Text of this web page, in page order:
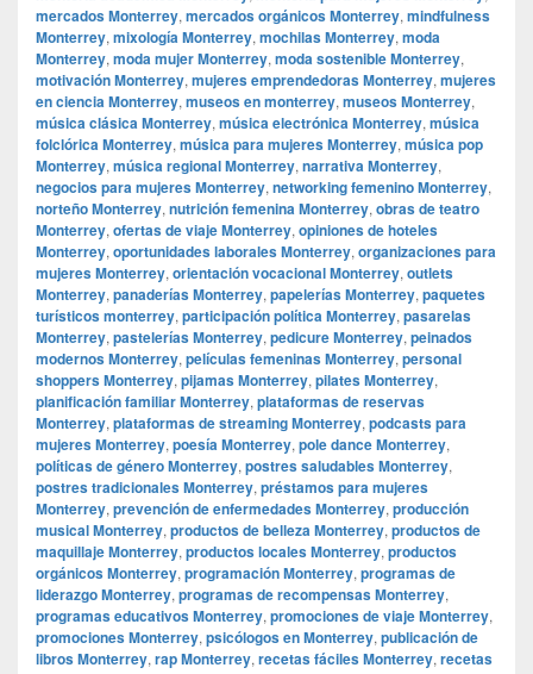
mercados Monterrey, mercados orgánicos Monterrey, mindfulness
Monterrey, mixología Monterrey, mochilas Monterrey, moda
Monterrey, moda mujer Monterrey, moda sostenible Monterrey,
motivación Monterrey, mujeres emprendedoras Monterrey, mujeres
en ciencia Monterrey, museos en monterrey, museos Monterrey,
música clásica Monterrey, música electrónica Monterrey, música
folclórica Monterrey, música para mujeres Monterrey, música pop
Monterrey, música regional Monterrey, narrativa Monterrey,
negocios para mujeres Monterrey, networking femenino Monterrey,
norteño Monterrey, nutrición femenina Monterrey, obras de teatro
Monterrey, ofertas de viaje Monterrey, opiniones de hoteles
Monterrey, oportunidades laborales Monterrey, organizaciones para
mujeres Monterrey, orientación vocacional Monterrey, outlets
Monterrey, panaderías Monterrey, papelerías Monterrey, paquetes
turísticos monterrey, participación política Monterrey, pasarelas
Monterrey, pastelerías Monterrey, pedicure Monterrey, peinados
modernos Monterrey, películas femeninas Monterrey, personal
shoppers Monterrey, pijamas Monterrey, pilates Monterrey,
planificación familiar Monterrey, plataformas de reservas
Monterrey, plataformas de streaming Monterrey, podcasts para
mujeres Monterrey, poesía Monterrey, pole dance Monterrey,
políticas de género Monterrey, postres saludables Monterrey,
postres tradicionales Monterrey, préstamos para mujeres
Monterrey, prevención de enfermedades Monterrey, producción
musical Monterrey, productos de belleza Monterrey, productos de
maquillaje Monterrey, productos locales Monterrey, productos
orgánicos Monterrey, programación Monterrey, programas de
liderazgo Monterrey, programas de recompensas Monterrey,
programas educativos Monterrey, promociones de viaje Monterrey,
promociones Monterrey, psicólogos en Monterrey, publicación de
libros Monterrey, rap Monterrey, recetas fáciles Monterrey, recetas